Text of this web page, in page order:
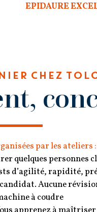
EPIDAURE
CHEZ
par les ateliers :
quelques personnes
d’agilité, rapidité,
Aucune
à coudre